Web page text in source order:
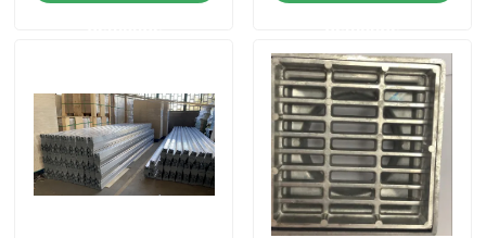
Au sujet de nous
Visite d'usine